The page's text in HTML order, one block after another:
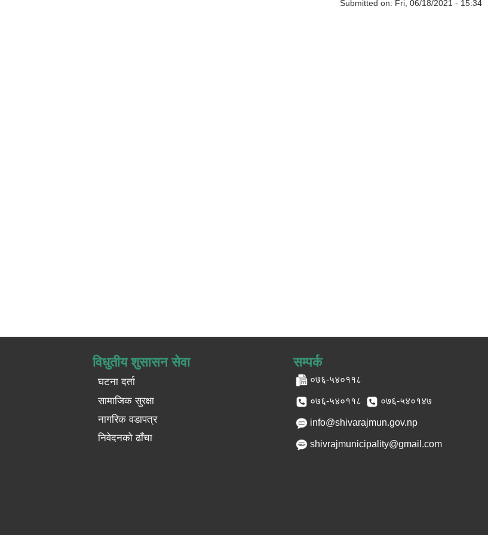
Submitted on: Fri, 06/18/2021 - 15:34
विधुतीय शुसासन सेवा
घटना दर्ता
सामाजिक सुरक्षा
नागरिक वडापत्र
निवेदनको ढाँचा
सम्पर्क
०७६-५४०११८
०७६-५४०११८ ०७६-५४०१४७
info@shivarajmun.gov.np
shivrajmunicipality@gmail.com